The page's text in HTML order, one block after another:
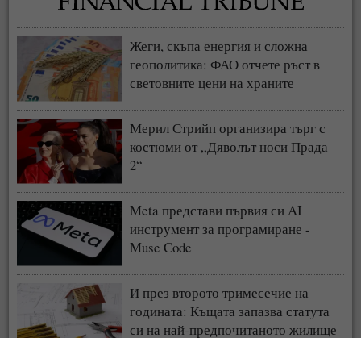
Жеги, скъпа енергия и сложна
геополитика: ФАО отчете ръст в
световните цени на храните
Мерил Стрийп организира търг с
костюми от „Дяволът носи Прада
2“
Meta представи първия си AI
инструмент за програмиране -
Muse Code
И през второто тримесечие на
годината: Къщата запазва статута
си на най-предпочитаното жилище